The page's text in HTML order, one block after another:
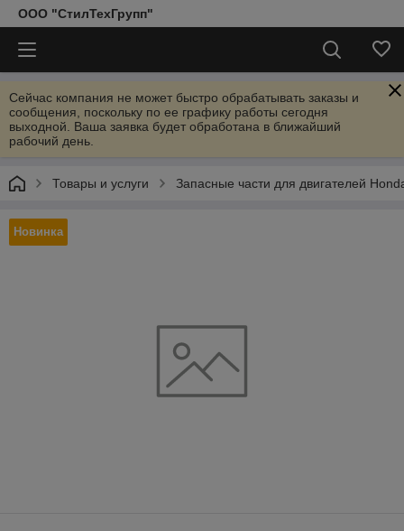
ООО "СтилТехГрупп"
Сейчас компания не может быстро обрабатывать заказы и
сообщения, поскольку по ее графику работы сегодня
выходной. Ваша заявка будет обработана в ближайший
рабочий день.
Товары и услуги Запасные части для двигателей
Новинка